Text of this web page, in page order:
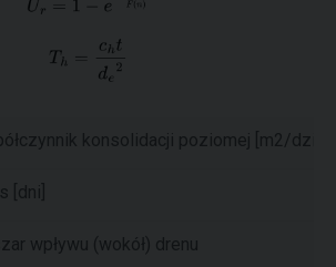
konsolidacji poziomej [m2/
[dni]
wpływu (wokół) drenu